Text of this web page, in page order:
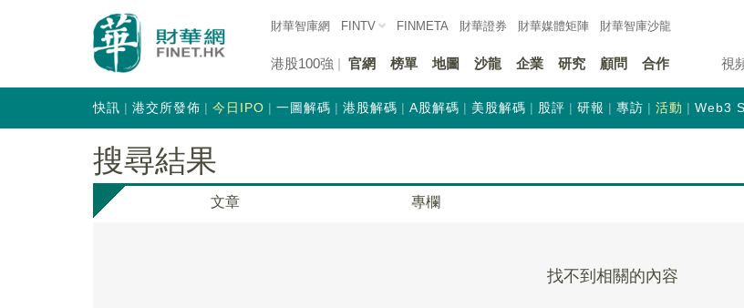
財華智庫網 FINTV FINMETA 財華證券 財華媒體矩陣 財華智庫沙龍
港股100強 官網 榜單 地圖 沙龍 企業 研究 顧問 合作 視
快訊 港交所發佈 今日IPO 一圖解碼 港股解碼 A股解碼 美股解碼 股評 研報 專訪 活動 Web3
搜尋結果
文章 專欄
找不到相關的內容